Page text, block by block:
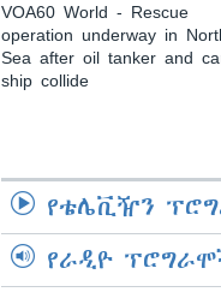
VOA60 World - Rescue
operation underway in
Sea after oil tanker and
ship collide
የቴሌቪዥን
የራዲዮ